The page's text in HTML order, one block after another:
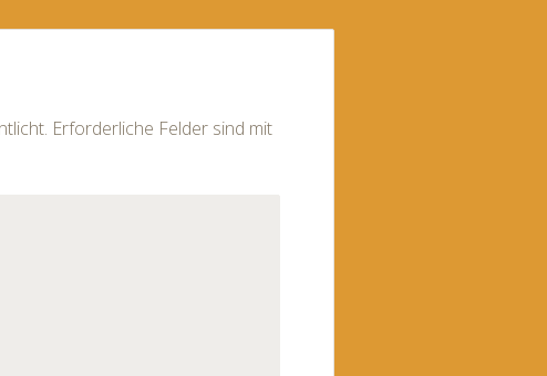
Erforderliche Felder sind mit